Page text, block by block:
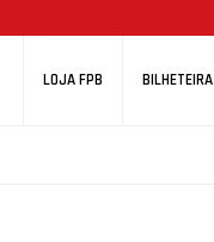
LOJA FPB BILHETEIRA